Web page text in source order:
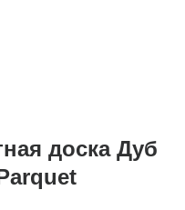
доска Дуб